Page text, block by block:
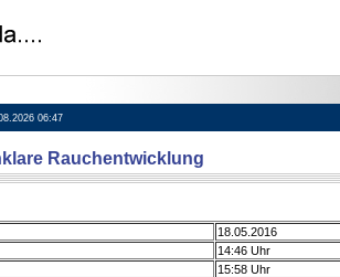
06:47
Rauchentwicklung
18.05.2016
14:46 Uhr
15:58 Uhr